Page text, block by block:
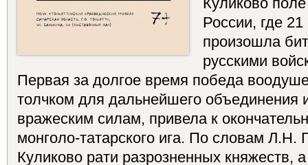
России, где
произошла
русскими
Первая за долгое время победа
толчком для дальнейшего объединения
вражеским силам, привела к
монголо-татарского ига. По словам
Куликово рати разрозненных княжеств,